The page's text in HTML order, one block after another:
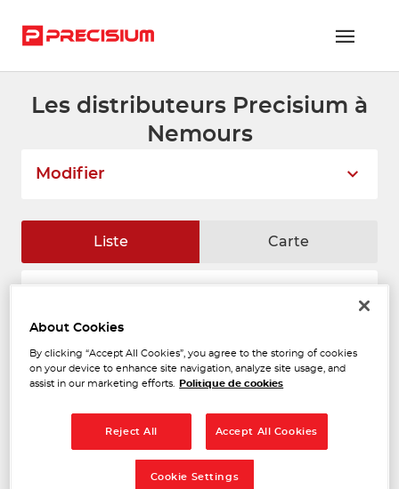
RÉSEAU PRECISIUM
NOUS REJOINDRE
Les distributeurs Precisium à
Nemours
Modifier
Liste Carte
NEMOURS
77140 NEMOURS
Ouvert 08:00 - 12:00 et 14:00 -
18:00
Voir plus
About Cookies
By clicking “Accept All Cookies”, you agree to the storing of cookies
on your device to enhance site navigation, analyze site usage, and
assist in our marketing efforts.
Politique de cookies
Reject All Accept All Cookies
Cookie Settings